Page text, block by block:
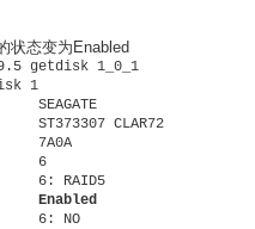
状态变为Enabled
getdisk 1_0_1
1
CLAR72
7A0A
6
6: RAID5
Enabled
6: NO